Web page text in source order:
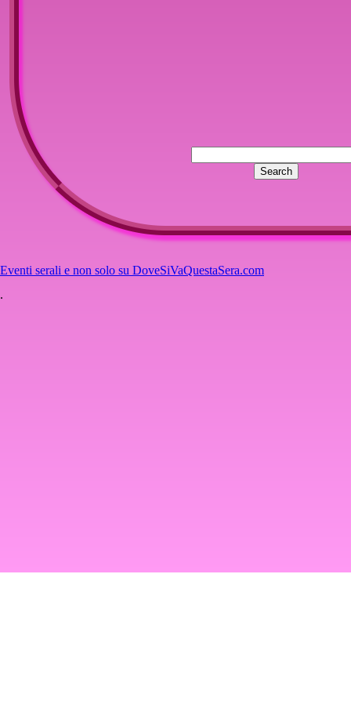
Eventi serali e non solo su DoveSiVaQuestaSera.com
.